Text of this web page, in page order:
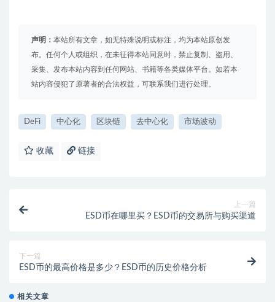
声明： 本站所有文章，如无特殊说明或标注，均为本站原创发
布。任何个人或组织，在未征得本站同意时，禁止复制、盗用、
采集、发布本站内容到任何网站、书籍等各类媒体平台。如若本
站内容侵犯了原著者的合法权益，可联系我们进行处理。
DeFi 中心化 区块链 去中心化 市场波动
收藏 链接
上一篇
ESD币在哪里买？ESD币的交易所与购买渠道
下一篇
ESD币的最高价格是多少？ESD币的历史价格分析
相关文章